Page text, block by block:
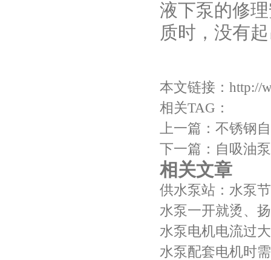
液下泵的修
质时，没有
本文链接： http://
相关TAG：
上一篇： 不锈钢
下一篇： 自吸油
相关文章
供水泵站：水泵
水泵一开就烫、
水泵电机电流过
水泵配套电机时